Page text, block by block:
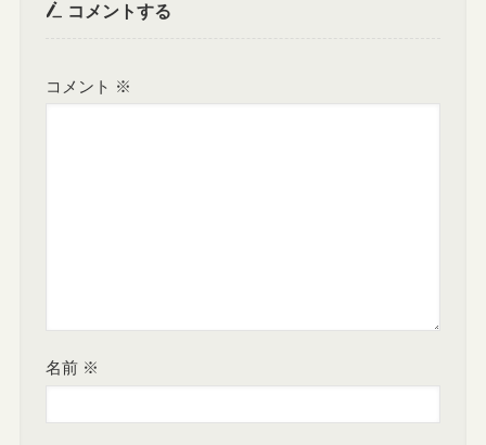
コメントする
コメント ※
名前 ※